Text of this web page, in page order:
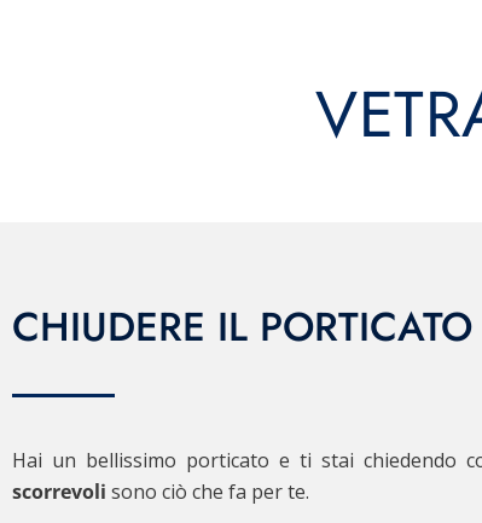
CHIUDERE IL
Hai un bellissimo porticato e ti stai chiedendo
scorrevoli sono ciò che fa per te.